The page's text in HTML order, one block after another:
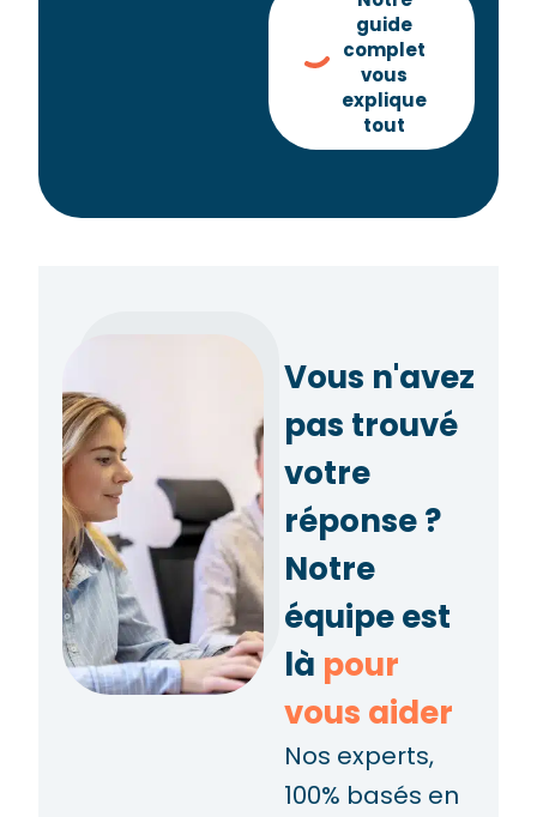
guide
complet
vous
explique
tout
Vous n'avez
pas trouvé
votre
réponse ?
Notre
équipe est
là pour
vous aider
Nos experts,
100% basés en